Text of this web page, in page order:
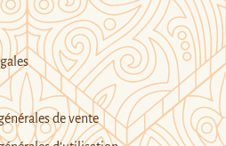
de vente